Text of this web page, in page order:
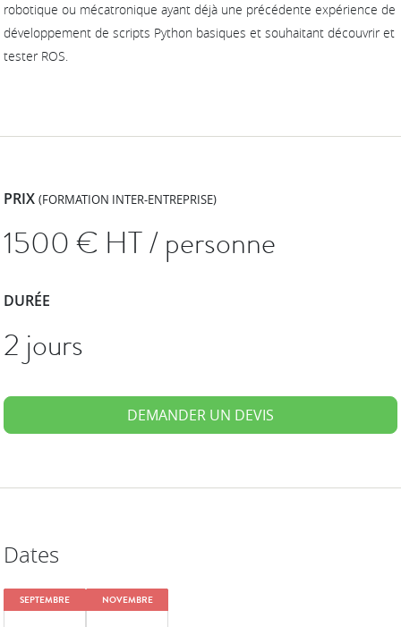
robotique ou mécatronique ayant déjà une précédente expérience de
développement de scripts Python basiques et souhaitant découvrir et
tester ROS.
PRIX(FORMATION INTER-ENTREPRISE)
1500€ HT / personne
DURÉE
2 jours
DEMANDER UN DEVIS
Dates
SEPTEMBRE NOVEMBRE